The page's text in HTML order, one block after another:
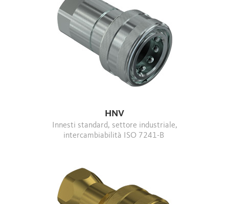
HNV
intercambiabilità ISO 7241-B